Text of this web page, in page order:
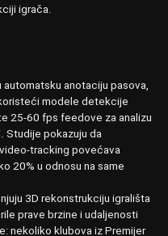
igrača.
anotaciju pasova,
modele detekcije
25-60 fps feedove za analizu
Studije pokazuju da
tracking povećava
20% u odnosu na same
3D rekonstrukciju igrališta
prave brzine i udaljenosti
nekoliko klubova iz Premijer